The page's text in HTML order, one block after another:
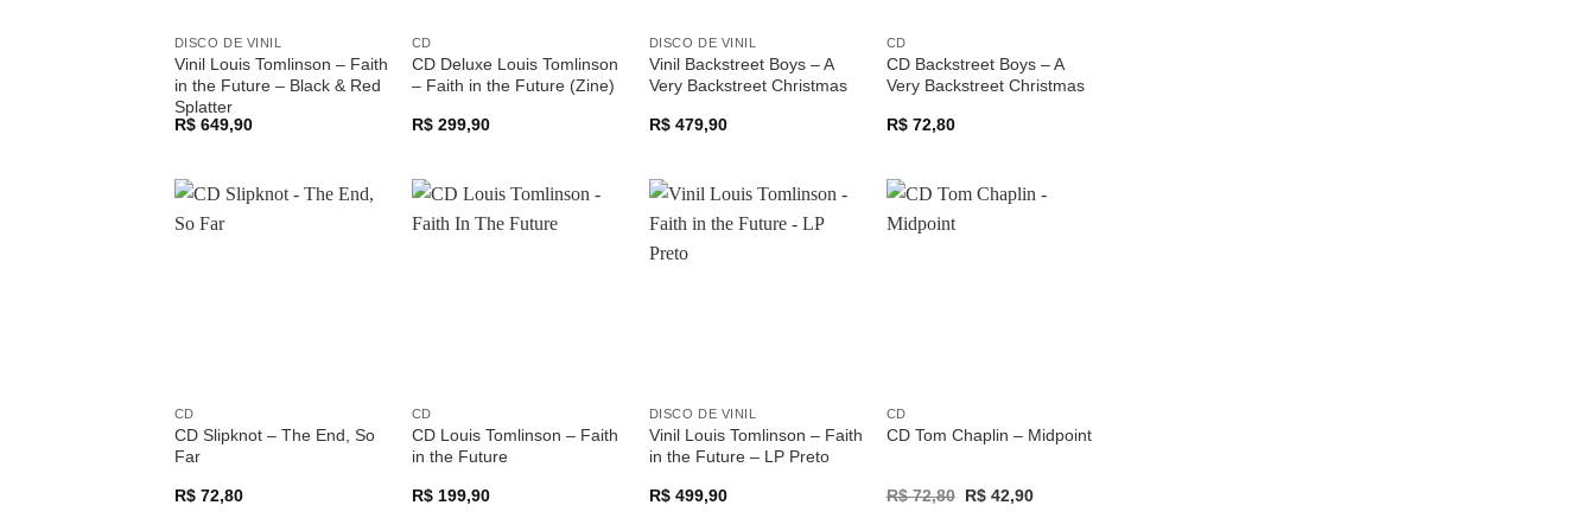
DISCO DE VINIL
Vinil Louis Tomlinson – Faith
in the Future – Black & Red
Splatter
R$649,90
CD
CD Deluxe Louis Tomlinson
– Faith in the Future (Zine)
R$299,90
DISCO DE VINIL
Vinil Backstreet Boys – A
Very Backstreet Christmas
R$479,90
CD
CD Backstreet Boys – A
Very Backstreet Christmas
R$72,80
CD
CD Slipknot – The End, So
Far
R$72,80
CD
CD Louis Tomlinson – Faith
in the Future
R$199,90
DISCO DE VINIL
Vinil Louis Tomlinson – Faith
in the Future – LP Preto
R$499,90
CD
CD Tom Chaplin – Midpoint
R$72,80 Original
R$ 42,90Current